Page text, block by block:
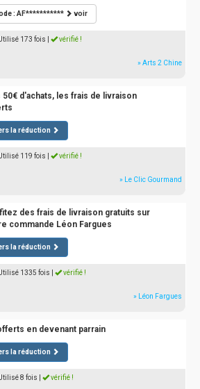
: AF*********** voir
Utilisé 173 fois vérifié !
» Arts 2 Chine
50€ d'achats, les frais de livraison
la réduction
Utilisé 119 fois vérifié !
» Le Clic Gourmand
des frais de livraison gratuits sur
commande Léon Fargues
la réduction
Utilisé 1335 fois vérifié !
» Léon Fargues
en devenant parrain
la réduction
Utilisé 8 fois vérifié !